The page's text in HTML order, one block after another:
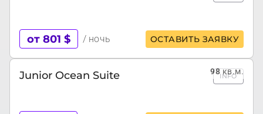
от 801 $ / ночь ОСТАВИТЬ ЗАЯВКУ
98кв.м.
Junior Ocean Suite INFO